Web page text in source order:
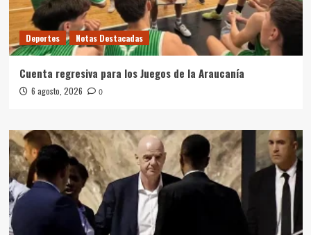
Deportes Notas Destacadas
Cuenta regresiva para los Juegos de la Araucanía
6 agosto, 2026 0